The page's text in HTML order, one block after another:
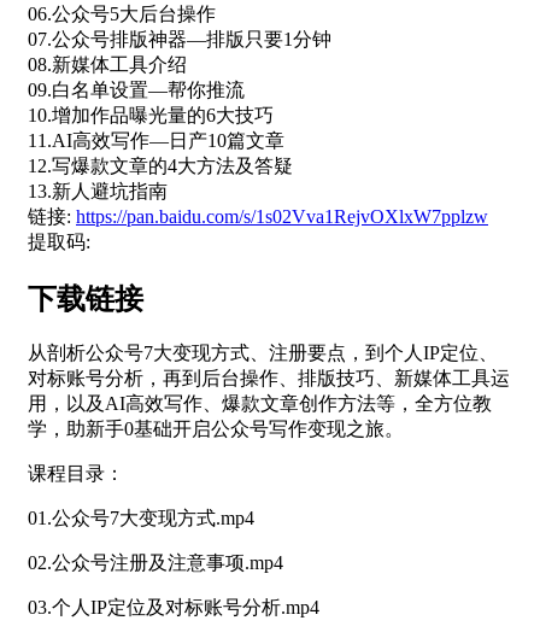
06.公众号5大后台操作
07.公众号排版神器—排版只要1分钟
08.新媒体工具介绍
09.白名单设置—帮你推流
10.增加作品曝光量的6大技巧
11.AI高效写作—日产10篇文章
12.写爆款文章的4大方法及答疑
13.新人避坑指南
链接: https://pan.baidu.com/s/1s02Vva1RejvOXlxW7pplzw
提取码:
下载链接
从剖析公众号7大变现方式、注册要点，到个人IP定位、
对标账号分析，再到后台操作、排版技巧、新媒体工具运
用，以及AI高效写作、爆款文章创作方法等，全方位教
学，助新手0基础开启公众号写作变现之旅。
课程目录：
01.公众号7大变现方式.mp4
02.公众号注册及注意事项.mp4
03.个人IP定位及对标账号分析.mp4